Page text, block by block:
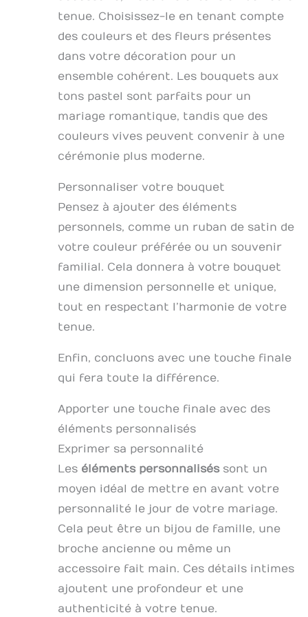
tenue. Choisissez-le en tenant compte
des couleurs et des fleurs présentes
dans votre décoration pour un
ensemble cohérent. Les bouquets aux
tons pastel sont parfaits pour un
mariage romantique, tandis que des
couleurs vives peuvent convenir à une
cérémonie plus moderne.
Personnaliser votre bouquet
Pensez à ajouter des éléments
personnels, comme un ruban de satin de
votre couleur préférée ou un souvenir
familial. Cela donnera à votre bouquet
une dimension personnelle et unique,
tout en respectant l’harmonie de votre
tenue.
Enfin, concluons avec une touche finale
qui fera toute la différence.
Apporter une touche finale avec des
éléments personnalisés
Exprimer sa personnalité
Les éléments personnaliséssont un
moyen idéal de mettre en avant votre
personnalité le jour de votre mariage.
Cela peut être un bijou de famille, une
broche ancienne ou même un
accessoire fait main. Ces détails intimes
ajoutent une profondeur et une
authenticité à votre tenue.